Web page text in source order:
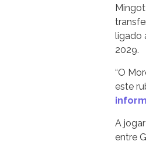
ligado
2029.
“O
este
A
entre